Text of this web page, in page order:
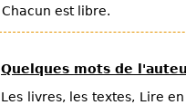
Chacun est libre.
Quelques mots de
Les livres, les textes, Lire